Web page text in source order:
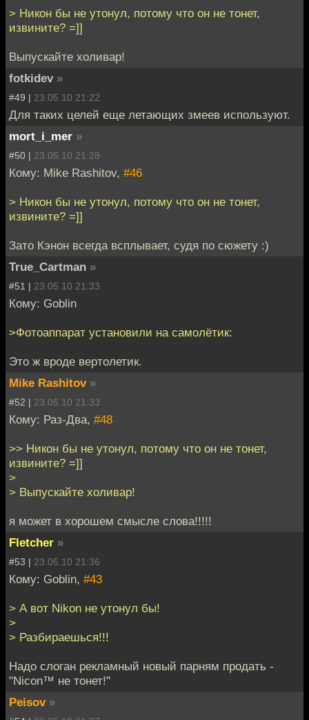
> Никон бы не утонул, потому что он не тонет,
извините? =]]
Выпускайте холивар!
fotkidev »
#49 | 23.05.10 21:22
Для таких целей еще летающих змеев используют.
mort_i_mer »
#50 | 23.05.10 21:28
Кому: Mike Rashitov, #46
> Никон бы не утонул, потому что он не тонет,
извините? =]]
Зато Кэнон всегда всплывает, судя по сюжету :)
True_Cartman »
#51 | 23.05.10 21:33
Кому: Goblin
>Фотоаппарат установили на самолётик:
Это ж вроде вертолетик.
Mike Rashitov »
#52 | 23.05.10 21:33
Кому: Раз-Два, #48
>> Никон бы не утонул, потому что он не тонет,
извините? =]]
>
> Выпускайте холивар!
я может в хорошем смысле слова!!!!!
Fletcher »
#53 | 23.05.10 21:36
Кому: Goblin, #43
> А вот Nikon не утонул бы!
>
> Разбираешься!!!
Надо слоган рекламный новый парням продать -
"Nicon™ не тонет!"
Peisov »